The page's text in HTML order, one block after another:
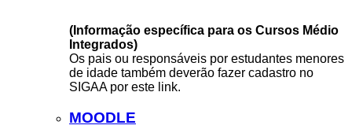
(Informação específica para os Cursos Médio
Integrados)
Os pais ou responsáveis por estudantes menores
de idade também deverão fazer cadastro no
SIGAA por este link.
MOODLE